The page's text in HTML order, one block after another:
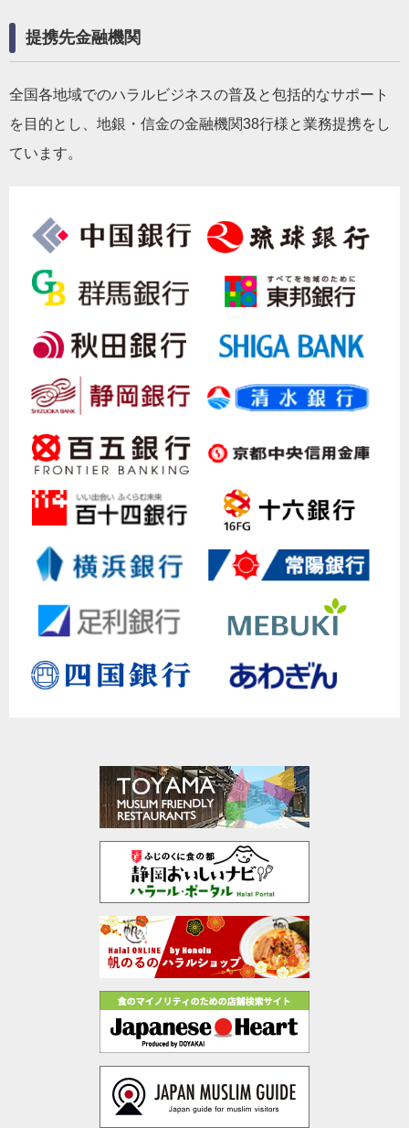
提携先金融機関
全国各地域でのハラルビジネスの普及と包括的なサポート
を目的とし、地銀・信金の金融機関38行様と業務提携をし
ています。